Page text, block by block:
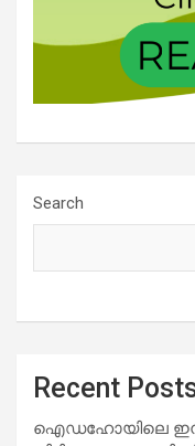
Search
Recent
ഐഡഹോയിലെ ഇൻ-